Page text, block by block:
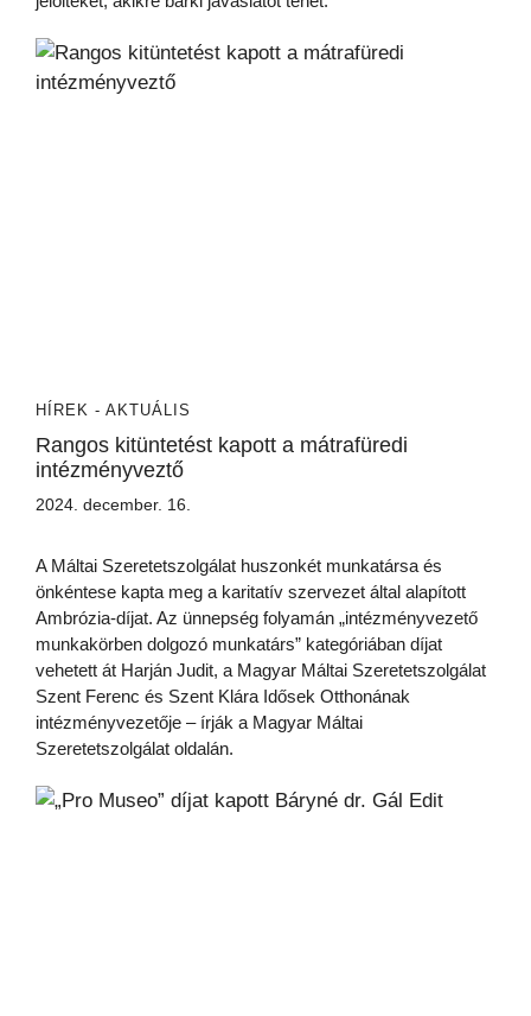
HÍREK - AKTUÁLIS
Rangos kitüntetést kapott a mátrafüredi
intézményveztő
2024. december. 16.
A Máltai Szeretetszolgálat huszonkét munkatársa és
önkéntese kapta meg a karitatív szervezet által alapított
Ambrózia-díjat. Az ünnepség folyamán „intézményvezető
munkakörben dolgozó munkatárs” kategóriában díjat
vehetett át Harján Judit, a Magyar Máltai Szeretetszolgálat
Szent Ferenc és Szent Klára Idősek Otthonának
intézményvezetője – írják a Magyar Máltai
Szeretetszolgálat oldalán.